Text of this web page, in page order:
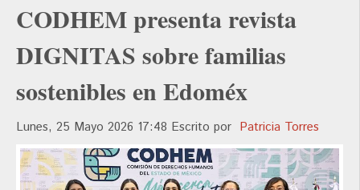
CODHEM presenta revista
DIGNITAS sobre familias
sostenibles en Edoméx
Lunes, 25 Mayo 2026 17:48 Escrito por Patricia Torres